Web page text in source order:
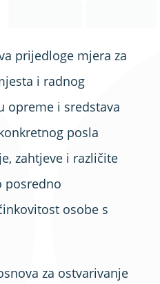
prijedloge mjera za
i radnog
opreme i sredstava
posla
zahtjeve i različite
posredno
osobe s
za ostvarivanje